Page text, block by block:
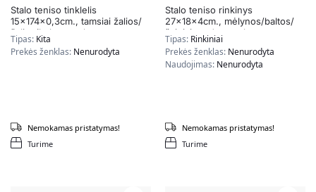
Stalo teniso tinklelis
15x174x0,3cm., tamsiai žalios/
žalios/baltos spalvos
Tipas: Kita
Prekės ženklas: Nenurodyta
Turime
Nemokamas pristatymas!
Stalo teniso rinkinys
27x18x4cm., mėlynos/baltos/
švieisia rudos spalvos
Tipas: Rinkiniai
Prekės ženklas: Nenurodyta
Naudojimas: Nenurodyta
Turime
Nemokamas pristatymas!